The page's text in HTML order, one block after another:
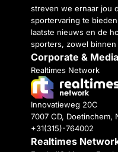
streven we ernaar jou
sportervaring te
laatste nieuws en de
sporters, zowel
Corporate & Media
Realtimes Network
Innovatieweg 20C
7007 CD, Doetinchem,
+31(315)-764002
Realtimes